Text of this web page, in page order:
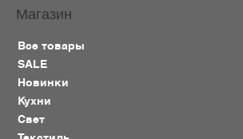
Магазин
Все товары
SALE
Новинки
Кухни
Свет